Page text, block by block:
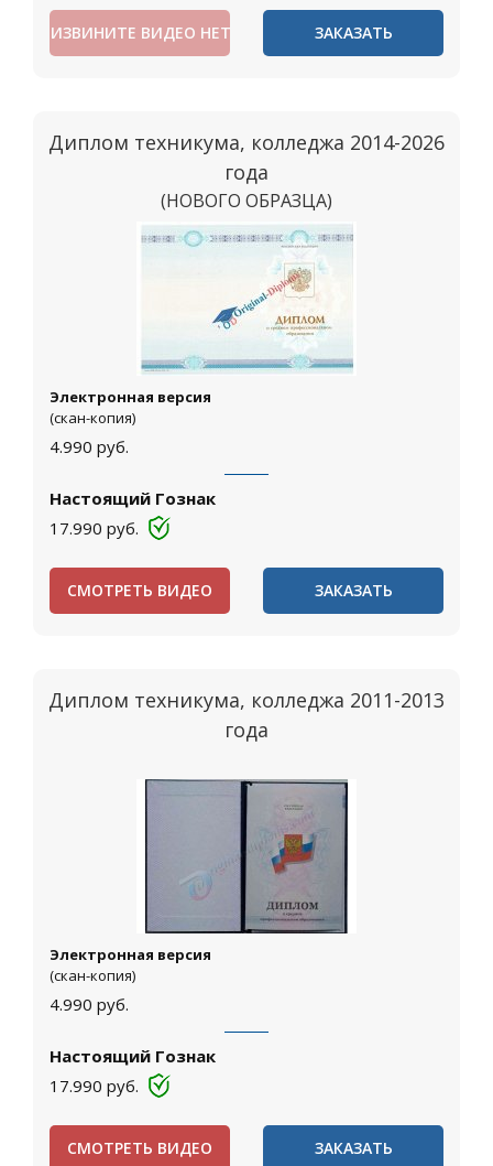
ИЗВИНИТЕ ВИДЕО НЕТ ЗАКАЗАТЬ
Диплом техникума, колледжа 2014-2026
года
(НОВОГО ОБРАЗЦА)
Москва
Электронная версия
(скан-копия)
4.990 руб.
Настоящий Гознак
17.990 руб.
СМОТРЕТЬ ВИДЕО ЗАКАЗАТЬ
Диплом техникума, колледжа 2011-2013
года
Электронная версия
(скан-копия)
4.990 руб.
Настоящий Гознак
17.990 руб.
СМОТРЕТЬ ВИДЕО ЗАКАЗАТЬ